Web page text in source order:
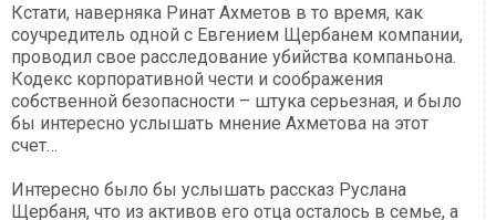
Кстати, наверняка Ринат Ахметов в то время, как
соучредитель одной с Евгением Щербанем компании,
проводил свое расследование убийства компаньона.
Кодекс корпоративной чести и соображения
собственной безопасности – штука серьезная, и было
бы интересно услышать мнение Ахметова на этот
счет…
Интересно было бы услышать рассказ Руслана
Щербаня, что из активов его отца осталось в семье, а